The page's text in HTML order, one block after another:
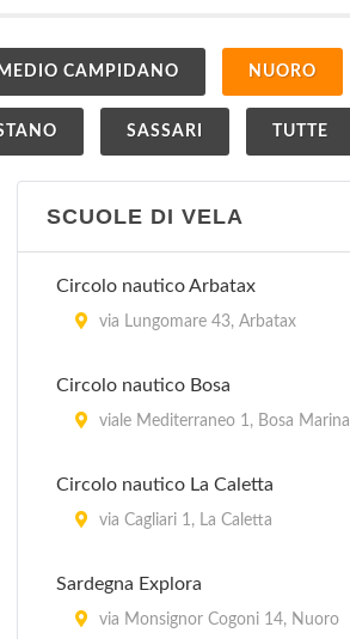
MEDIO CAMPIDANO NUORO
SASSARI TUTTE
SCUOLE DI VELA
Circolo nautico Arbatax
via Lungomare 43, Arbatax
Circolo nautico Bosa
viale Mediterraneo 1, Bosa Marina
Circolo nautico La Caletta
via Cagliari 1, La Caletta
Sardegna Explora
via Monsignor Cogoni 14, Nuoro